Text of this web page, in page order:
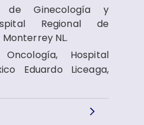
de Ginecología y
Regional de
Monterrey NL.
Hospital
Eduardo Liceaga,